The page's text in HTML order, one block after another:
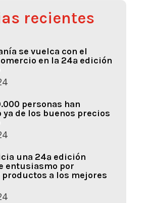
recientes
se vuelca con el
en la 24ª edición
personas han
de los buenos precios
una 24ª edición
entusiasmo por
a los mejores